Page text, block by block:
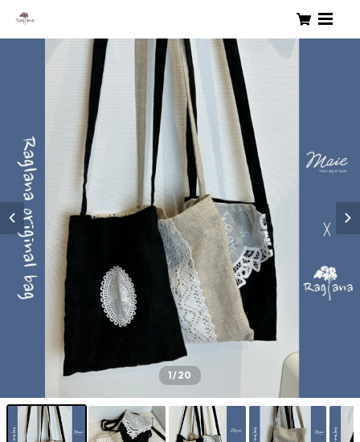
1/20